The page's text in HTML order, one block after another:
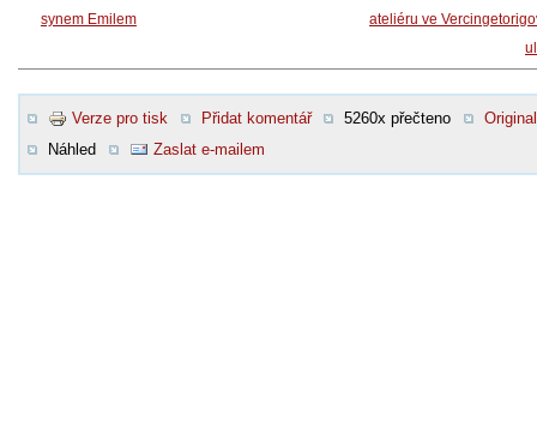
synem Emilem
ateliéru ve
Verze pro tisk Přidat komentář 5260x přečteno
Original
Náhled
Zaslat e-mailem